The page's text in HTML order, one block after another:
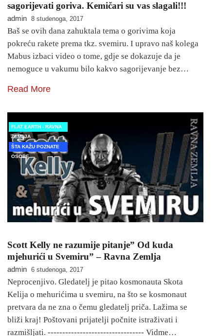
sagorijevati goriva. Kemičari su vas slagali!!!
admin 8 studenoga, 2017
Baš se ovih dana zahuktala tema o gorivima koja
pokreću rakete prema tkz. svemiru. I upravo naš kolega
Mabus izbaci video o tome, gdje se dokazuje da je
nemoguce u vakumu bilo kakvo sagorijevanje bez…
Read More
FLAT EARTH - RAVNA
ZEMLJA
ŠTA KAŽU POZNATE
OSOBE
Scott Kelly ne razumije pitanje” Od kuda
mjehurići u Svemiru” – Ravna Zemlja
admin 6 studenoga, 2017
Neprocenjivo. Gledatelj je pitao kosmonauta Skota
Kelija o mehurićima u svemiru, na što se kosmonaut
pretvara da ne zna o čemu gledatelj priča. Lažima se
bliži kraj! Poštovani prijatelji počnite istraživati i
razmišljati. --------------------------------- Vidme…